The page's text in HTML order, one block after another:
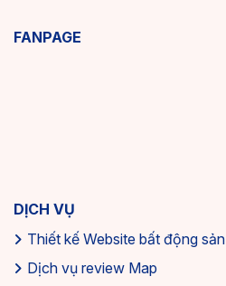
FANPAGE
DỊCH VỤ
Thiết kế Website bất động sản
Dịch vụ review Map